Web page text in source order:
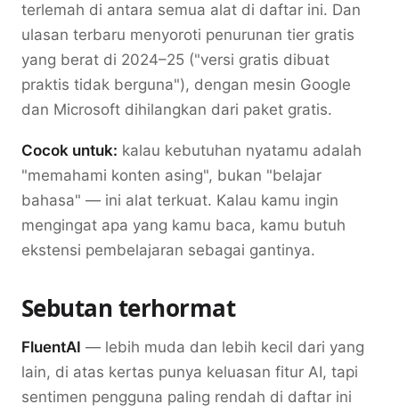
terlemah di antara semua alat di daftar ini. Dan
ulasan terbaru menyoroti penurunan tier gratis
yang berat di 2024–25 ("versi gratis dibuat
praktis tidak berguna"), dengan mesin Google
dan Microsoft dihilangkan dari paket gratis.
Cocok untuk: kalau kebutuhan nyatamu adalah
"memahami konten asing", bukan "belajar
bahasa" — ini alat terkuat. Kalau kamu ingin
mengingat apa yang kamu baca, kamu butuh
ekstensi pembelajaran sebagai gantinya.
Sebutan terhormat
FluentAI — lebih muda dan lebih kecil dari yang
lain, di atas kertas punya keluasan fitur AI, tapi
sentimen pengguna paling rendah di daftar ini